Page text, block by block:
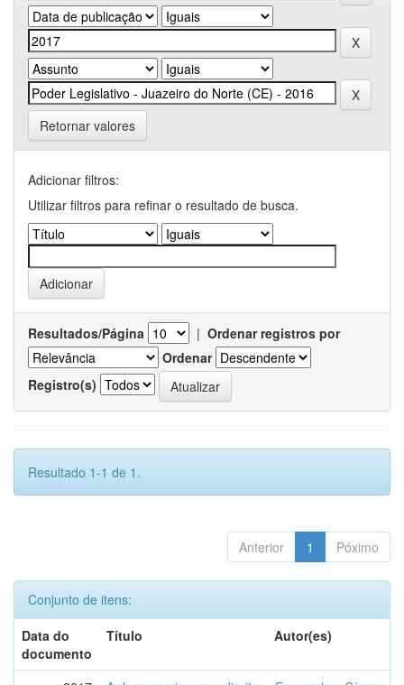
Retornar valores
Adicionar filtros:
Utilizar filtros para refinar o resultado de busca.
Resultados/Página | Ordenar registros por
Ordenar
Registro(s)
Resultado 1-1 de 1.
Anterior 1 Póximo
Conjunto de itens:
Data do
documento
Título Autor(es)